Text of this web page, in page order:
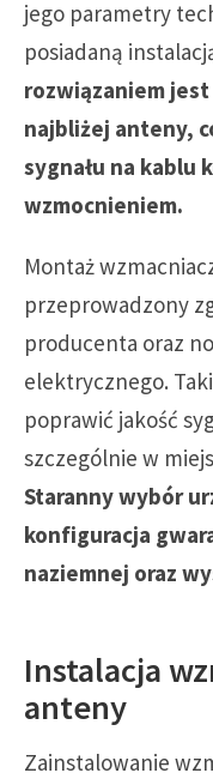
jego parametry
posiadaną
rozwiązaniem
najbliżej anteny,
sygnału na kablu
wzmocnieniem.
Montaż
przeprowadzony
producenta oraz
elektrycznego.
poprawić jakość
szczególnie w
Staranny wybór
konfiguracja
naziemnej oraz
Instalacja
anteny
Zainstalowanie